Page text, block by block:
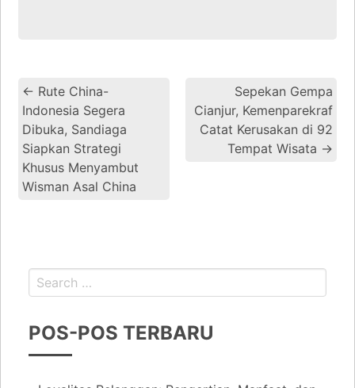
← Rute China-
Indonesia Segera
Dibuka, Sandiaga
Siapkan Strategi
Khusus Menyambut
Wisman Asal China
Sepekan Gempa
Cianjur, Kemenparekraf
Catat Kerusakan di 92
Tempat Wisata →
POS-POS TERBARU